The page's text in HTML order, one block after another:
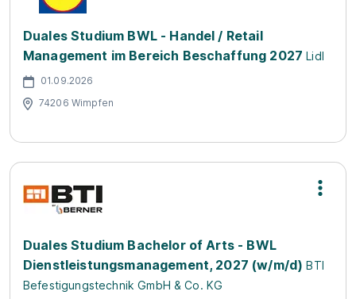
Duales Studium BWL - Handel / Retail
Management im Bereich Beschaffung 2027 Lidl
01.09.2026
74206 Wimpfen
Duales Studium Bachelor of Arts - BWL
Dienstleistungsmanagement, 2027 (w/m/d) BTI
Befestigungstechnik GmbH & Co. KG